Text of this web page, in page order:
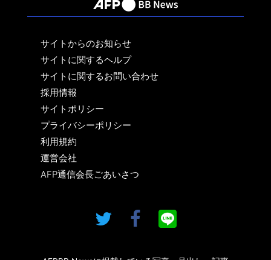
サイトからのお知らせ
サイトに関するヘルプ
サイトに関するお問い合わせ
採用情報
サイトポリシー
プライバシーポリシー
利用規約
運営会社
AFP通信会長ごあいさつ